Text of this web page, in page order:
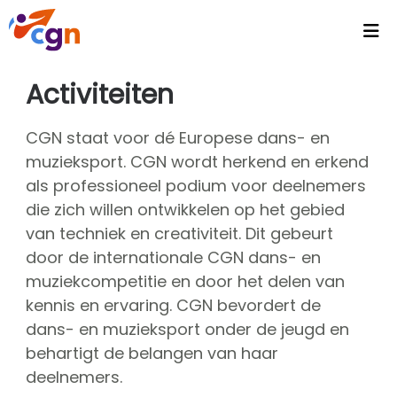
Headlines
Video's
Intranet
CGN Video Vault
CGN Media - Podcasts
Wallpapers
Activiteiten
Activiteiten
CGN staat voor dé Europese dans- en
muzieksport. CGN wordt herkend en erkend
als professioneel podium voor deelnemers
die zich willen ontwikkelen op het gebied
van techniek en creativiteit. Dit gebeurt
door de internationale CGN dans- en
muziekcompetitie en door het delen van
kennis en ervaring. CGN bevordert de
dans- en muzieksport onder de jeugd en
behartigt de belangen van haar
deelnemers.